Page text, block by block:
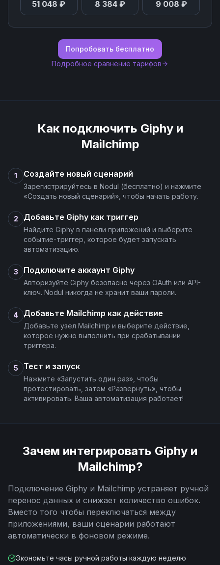
51 048 ₽ 8 384 ₽ 9 008 ₽
Попробовать бесплатно
Подробное сравнение тарифов
Как подключить Giphyи
Mailchimp
1 Создайте новый сценарий
Зарегистрируйтесь в Nodul (бесплатно) и нажмите
«Создать новый сценарий», чтобы начать работу.
2 Добавьте Giphy как триггер
Найдите Giphy в панели приложений и выберите
событие-триггер, которое будет запускать
автоматизацию.
3 Подключите аккаунт Giphy
Авторизуйте Giphy безопасно через OAuth или API-
ключ. Nodul никогда не хранит ваши пароли.
4 Добавьте Mailchimp как действие
Добавьте узел Mailchimp и выберите действие,
которое нужно выполнить при срабатывании
триггера.
5 Тест и запуск
Нажмите «Запустить один раз», чтобы
протестировать, затем «Развернуть», чтобы
активировать. Ваша автоматизация работает!
Зачем интегрировать Giphy и
Mailchimp?
Подключение Giphy и Mailchimp устраняет ручной
перенос данных и снижает количество ошибок.
Вместо того чтобы переключаться между
приложениями, ваши сценарии работают
автоматически в фоновом режиме.
Экономьте часы ручной работы каждую неделю